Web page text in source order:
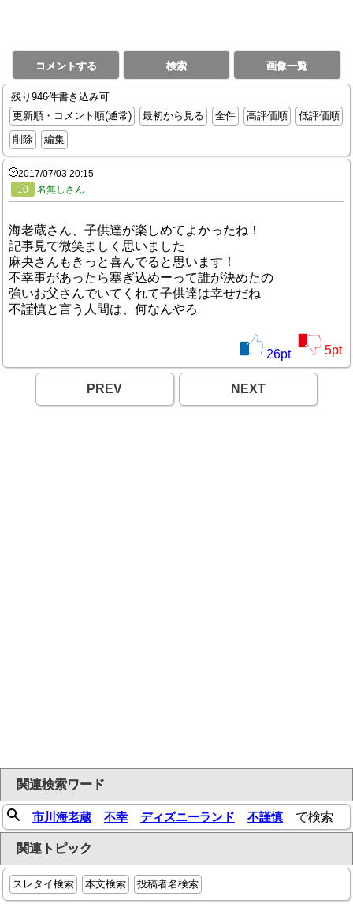
コメントする 検索 画像一覧
残り946件書き込み可
更新順・コメント順(通常)
最初から見る 全件 高評価順
低評価順
削除
編集
2017/07/03 20:15
10
名無しさん
海老蔵さん、子供達が楽しめてよかったね！
記事見て微笑ましく思いました
麻央さんもきっと喜んでると思います！
不幸事があったら塞ぎ込めーって誰が決めたの
強いお父さんでいてくれて子供達は幸せだね
不謹慎と言う人間は、何なんやろ
26pt 5pt
PREV NEXT
関連検索ワード
市川海老蔵 不幸 ディズニーランド 不謹慎 で検索
関連トピック
スレタイ検索 本文検索 投稿者名検索